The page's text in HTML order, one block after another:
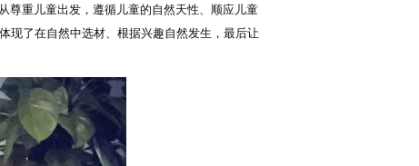
重儿童出发，遵循儿童的自然天性、顺应儿童
现了在自然中选材、根据兴趣自然发生，最后让